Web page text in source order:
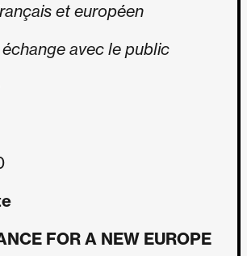
et européen
avec le public
FOR A NEW EUROPE